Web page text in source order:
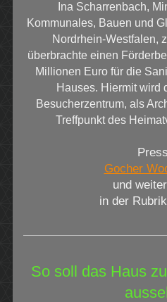
Ina Scharrenbach,
Kommunales, Bauen und
Nordrhein-Westfalen,
überbrachte einen
Millionen Euro für die
Hauses. Hiermit wird
Besucherzentrum, als
Treffpunkt des
Gocher
und
in der
So soll das Haus